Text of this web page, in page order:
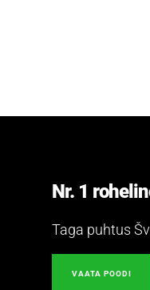
Nr. 1
Taga puhtus
VAATA POODI